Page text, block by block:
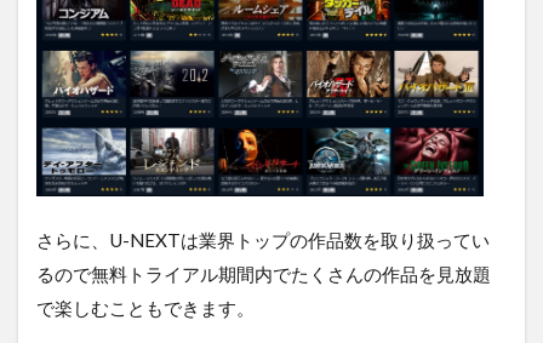
さらに、U-NEXTは業界トップの作品数を取り扱ってい
るので無料トライアル期間内でたくさんの作品を見放題
で楽しむこともできます。